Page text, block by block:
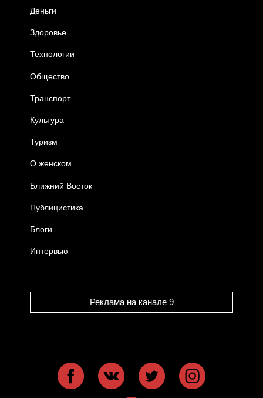
Деньги
Здоровье
Технологии
Общество
Транспорт
Культура
Туризм
О женском
Ближний Восток
Публицистика
Блоги
Интервью
Реклама на канале 9